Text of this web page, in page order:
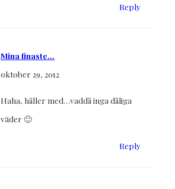
Reply
Mina finaste...
oktober 29, 2012
Haha, håller med…vaddå inga dåliga
väder 🙂
Reply